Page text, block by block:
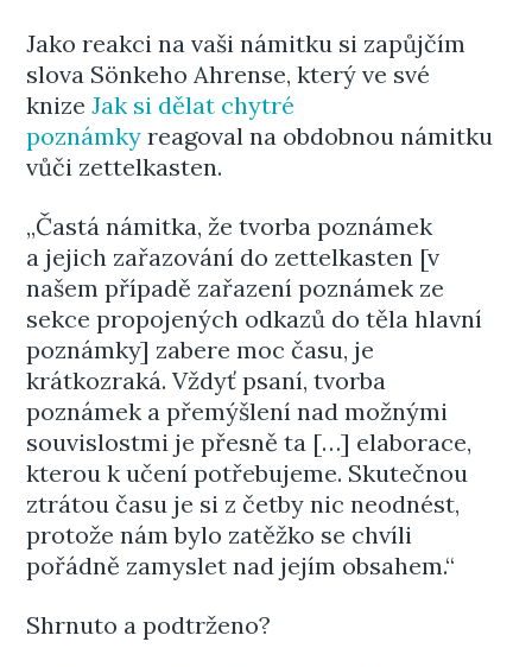
Jako reakci na vaši námitku si zapůjčím
slova Sönkeho Ahrense, který ve své
knizeJak si dělat chytré
poznámky reagoval na obdobnou námitku
vůči zettelkasten.
„Častá námitka, že tvorba poznámek
a jejich zařazování do zettelkasten [v
našem případě zařazení poznámek ze
sekce propojených odkazů do těla hlavní
poznámky] zabere moc času, je
krátkozraká. Vždyť psaní, tvorba
poznámek a přemýšlení nad možnými
souvislostmi je přesně ta […] elaborace,
kterou k učení potřebujeme. Skutečnou
ztrátou času je si z četby nic neodnést,
protože nám bylo zatěžko se chvíli
pořádně zamyslet nad jejím obsahem.“
Shrnuto a podtrženo?